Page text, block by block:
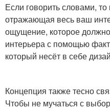
Если говорить словами,
отражающая весь ваш
ощущение, которое
интерьера с помощью
который несёт в себе
Концепция также тесно
Чтобы не мучаться с